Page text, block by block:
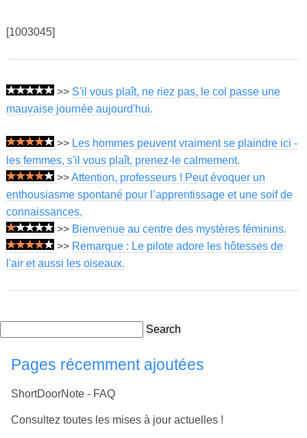
[1003045]
>> S'il vous plaît, ne riez pas, le col passe une
mauvaise journée aujourd'hui.
>> Les hommes peuvent vraiment se plaindre ici -
les femmes, s'il vous plaît, prenez-le calmement.
>>Attention, professeurs ! Peut évoquer un
enthousiasme spontané pour l’apprentissage et une soif de
connaissances.
>> Bienvenue au centre des mystères féminins.
>> Remarque : Le pilote adore les hôtesses de
l'air et aussi les oiseaux.
Search
Pages récemment ajoutées
ShortDoorNote - FAQ
Consultez toutes les mises à jour actuelles !